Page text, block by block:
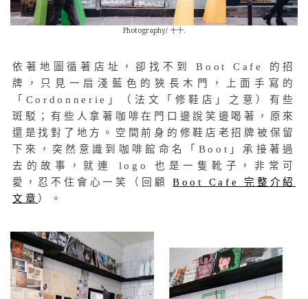
Photography/ 十十.
依著地圖循著店址，卻找不到 Boot Cafe 的招
牌，只見一扇淺藍色的狹長木門，上面手寫的
「Cordonnerie」（法文「修鞋店」之意）有些
斑駁；有些人拿著咖啡在門口邊說笑邊喝著，原來
還是找對了地方。空間前身的修鞋店老招牌被保留
下來，突然意識到咖啡館命名「Boot」承接著過
去的故事，就連 logo 也是一隻靴子，非常可
愛，忍不住會心一笑（回顧Boot Cafe 完整介紹
文章 ）。